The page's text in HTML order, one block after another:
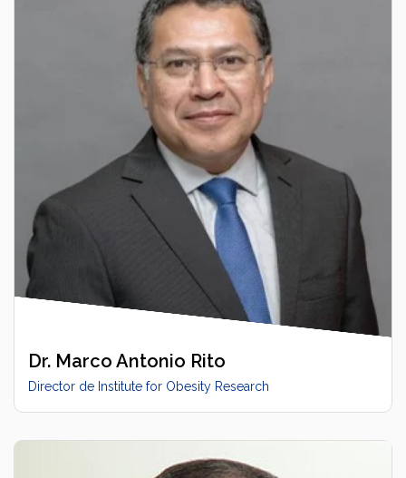
Dr. Marco Antonio Rito
Director de Institute for Obesity Research